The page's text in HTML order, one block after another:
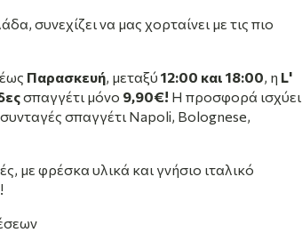
συνεχίζει να μας χορταίνει με τις πιο
έως Παρασκευή, μεταξύ 12:00 και 18:00, η L'
σπαγγέτι μόνο 9,90€! Η προσφορά ισχύει
σπαγγέτι Napoli, Bolognese,
με φρέσκα υλικά και γνήσιο ιταλικό